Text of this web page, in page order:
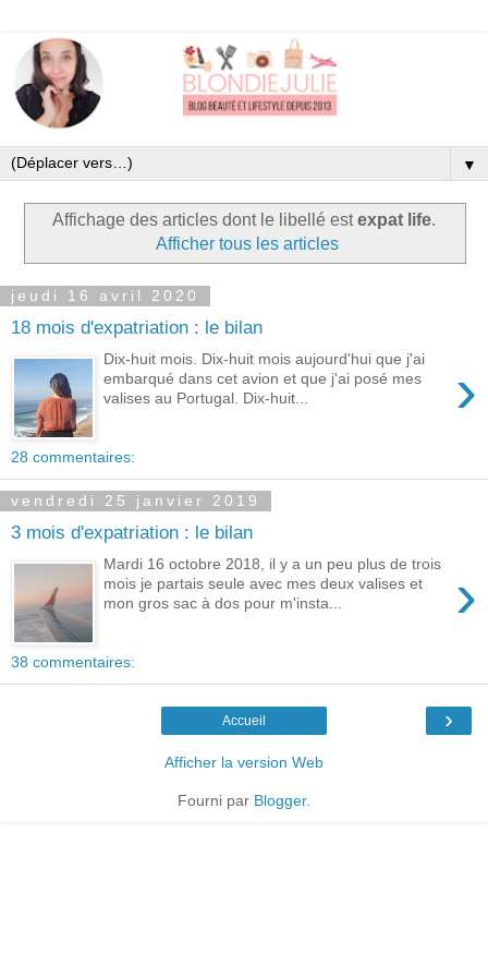
▼
Affichage des articles dont le libellé estexpat life.
Afficher tous les articles
jeudi 16 avril 2020
18 mois d'expatriation : le bilan
›
Dix-huit mois. Dix-huit mois aujourd'hui que j'ai
embarqué dans cet avion et que j'ai posé mes
valises au Portugal. Dix-huit...
28 commentaires:
vendredi 25 janvier 2019
3 mois d'expatriation : le bilan
›
Mardi 16 octobre 2018, il y a un peu plus de trois
mois je partais seule avec mes deux valises et
mon gros sac à dos pour m'insta...
38 commentaires:
›
Accueil
Afficher la version Web
Fourni par Blogger.